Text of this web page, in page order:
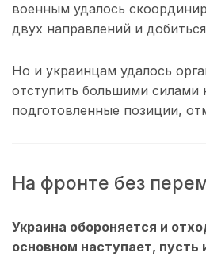
военным удалось
двух направлений и
Но и украинцам удалось
отступить большими силами
подготовленные позиции,
На фронте без
Украина обороняется и
основном наступает, пусть